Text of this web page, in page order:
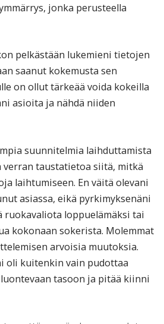
jonka perusteella
pelkästään lukemieni tietojen
saanut kokemusta sen
on ollut tärkeää voida kokeilla
asioita ja nähdä niiden
suunnitelmia laihduttamista
taustatietoa siitä, mitkä
laihtumiseen. En väitä olevani
asiassa, eikä pyrkimyksenäni
ruokavaliota loppuelämäksi tai
kokonaan sokerista. Molemmat
arvoisia muutoksia.
oli kuitenkin vain pudottaa
tasoon ja pitää kiinni